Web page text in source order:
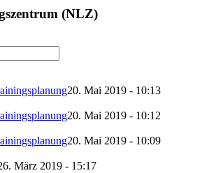
(NLZ)
20. Mai 2019 - 10:13
20. Mai 2019 - 10:12
20. Mai 2019 - 10:09
März 2019 - 15:17